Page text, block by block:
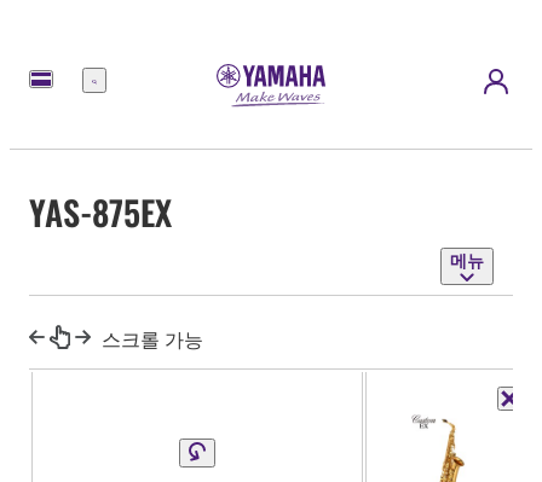
메
YAS-875EX
메뉴
스크롤 가능